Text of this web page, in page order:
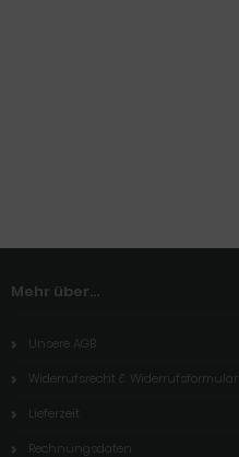
Mehr über...
Unsere AGB
Widerrufsrecht & Widerrufsformular
Lieferzeit
Rechnungsdaten